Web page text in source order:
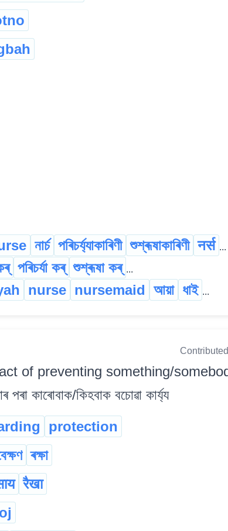
নাৰ্চ পৰিচৰ্য্যাকাৰিণী শুশ্ৰূষাকাৰিণী नर्स ...
পৰিচৰ্যা কৰ্ শুশ্ৰূষা কৰ্ ...
nurse nursemaid আয়া ধাই ...
of preventing something/
কাৰোবাক/কিহবাক বচোৱা কাৰ্য্য
protection
ৰক্ষা
रैखा